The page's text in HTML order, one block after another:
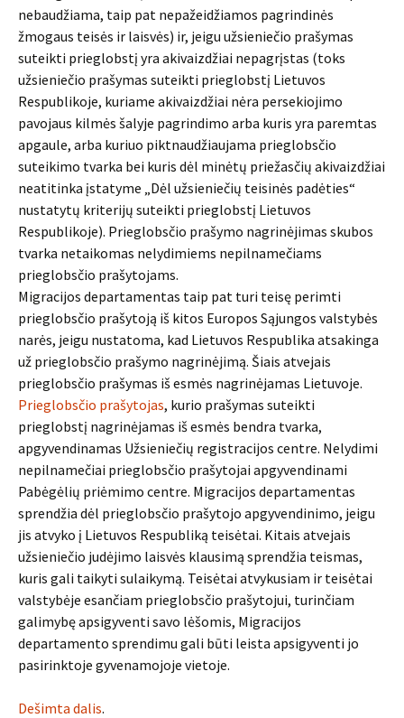
nebaudžiama, taip pat nepažeidžiamos pagrindinės
žmogaus teisės ir laisvės) ir, jeigu užsieniečio prašymas
suteikti prieglobstį yra akivaizdžiai nepagrįstas (toks
užsieniečio prašymas suteikti prieglobstį Lietuvos
Respublikoje, kuriame akivaizdžiai nėra persekiojimo
pavojaus kilmės šalyje pagrindimo arba kuris yra paremtas
apgaule, arba kuriuo piktnaudžiaujama prieglobsčio
suteikimo tvarka bei kuris dėl minėtų priežasčių akivaizdžiai
neatitinka įstatyme „Dėl užsieniečių teisinės padėties“
nustatytų kriterijų suteikti prieglobstį Lietuvos
Respublikoje). Prieglobsčio prašymo nagrinėjimas skubos
tvarka netaikomas nelydimiems nepilnamečiams
prieglobsčio prašytojams.
Migracijos departamentas taip pat turi teisę perimti
prieglobsčio prašytoją iš kitos Europos Sąjungos valstybės
narės, jeigu nustatoma, kad Lietuvos Respublika atsakinga
už prieglobsčio prašymo nagrinėjimą. Šiais atvejais
prieglobsčio prašymas iš esmės nagrinėjamas Lietuvoje.
Prieglobsčio prašytojas, kurio prašymas suteikti
prieglobstį nagrinėjamas iš esmės bendra tvarka,
apgyvendinamas Užsieniečių registracijos centre. Nelydimi
nepilnamečiai prieglobsčio prašytojai apgyvendinami
Pabėgėlių priėmimo centre. Migracijos departamentas
sprendžia dėl prieglobsčio prašytojo apgyvendinimo, jeigu
jis atvyko į Lietuvos Respubliką teisėtai. Kitais atvejais
užsieniečio judėjimo laisvės klausimą sprendžia teismas,
kuris gali taikyti sulaikymą. Teisėtai atvykusiam ir teisėtai
valstybėje esančiam prieglobsčio prašytojui, turinčiam
galimybę apsigyventi savo lėšomis, Migracijos
departamento sprendimu gali būti leista apsigyventi jo
pasirinktoje gyvenamojoje vietoje.
Dešimta dalis.